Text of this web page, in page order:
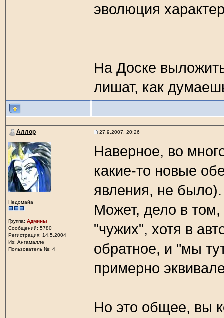
эволюция
На Доске
лишат, как
Аллор 27.9.2007, 20:26
Недомайа
Группа: Админы
Сообщений: 5780
Регистрация: 14.5.2004
Из: Ангамалле
Пользователь №: 4
Наверное, во
какие-то новые
явления, не было).
Может, дело в
"чужих", хотя в
обратное, и "мы
примерно
Но это общее, вы